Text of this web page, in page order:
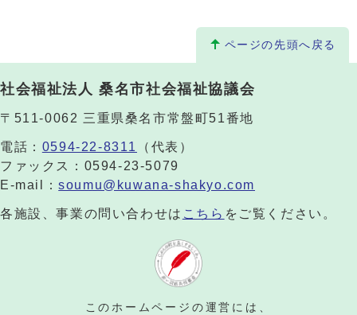
ページの先頭へ戻る
社会福祉法人 桑名市社会福祉協議会
〒511-0062 三重県桑名市常盤町51番地
電話： 0594-22-8311
（代表）
ファックス：0594-23-5079
E-mail：soumu@kuwana-shakyo.com
各施設、事業の問い合わせは こちら をご覧ください。
このホームページの運営には、